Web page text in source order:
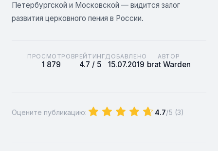
Петербургской и Московской — видится залог
развития церковного пения в России.
ПРОСМОТРОВ
1 879
РЕЙТИНГ
4.7 / 5
ДОБАВЛЕНО
15.07.2019
АВТОР
brat Warden
Оцените публикацию: 4.7/5 (3)